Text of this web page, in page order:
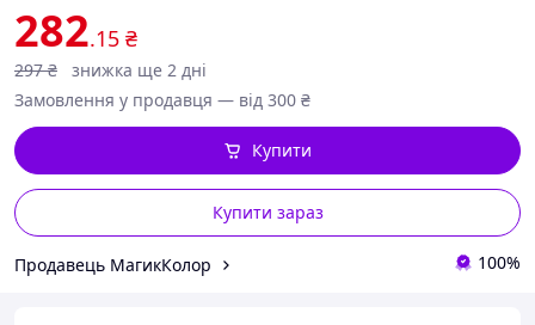
282.15 ₴
297 ₴
знижка ще 2 дні
Замовлення у продавця — від 300 ₴
Купити зараз
Купити
Продавець МагикКолор 100%